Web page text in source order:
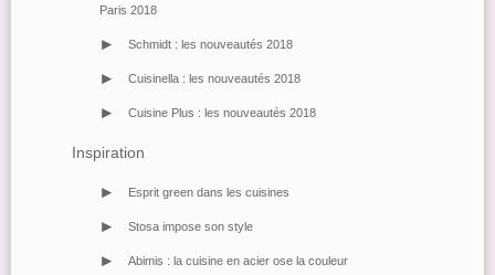
Paris 2018
> Schmidt : les nouveautés 2018
> Cuisinella : les nouveautés 2018
> Cuisine Plus : les nouveautés 2018
Inspiration
> Esprit green dans les cuisines
> Stosa impose son style
> Abimis : la cuisine en acier ose la couleur